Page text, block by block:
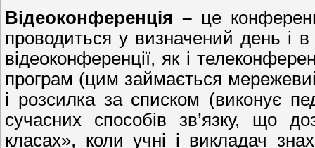
Відеоконференція – це
проводиться у визначений день і
відеоконференції, як і
програм (цим займається
і розсилка за списком (виконує
сучасних способів зв’язку, що
класах», коли учні і викладач